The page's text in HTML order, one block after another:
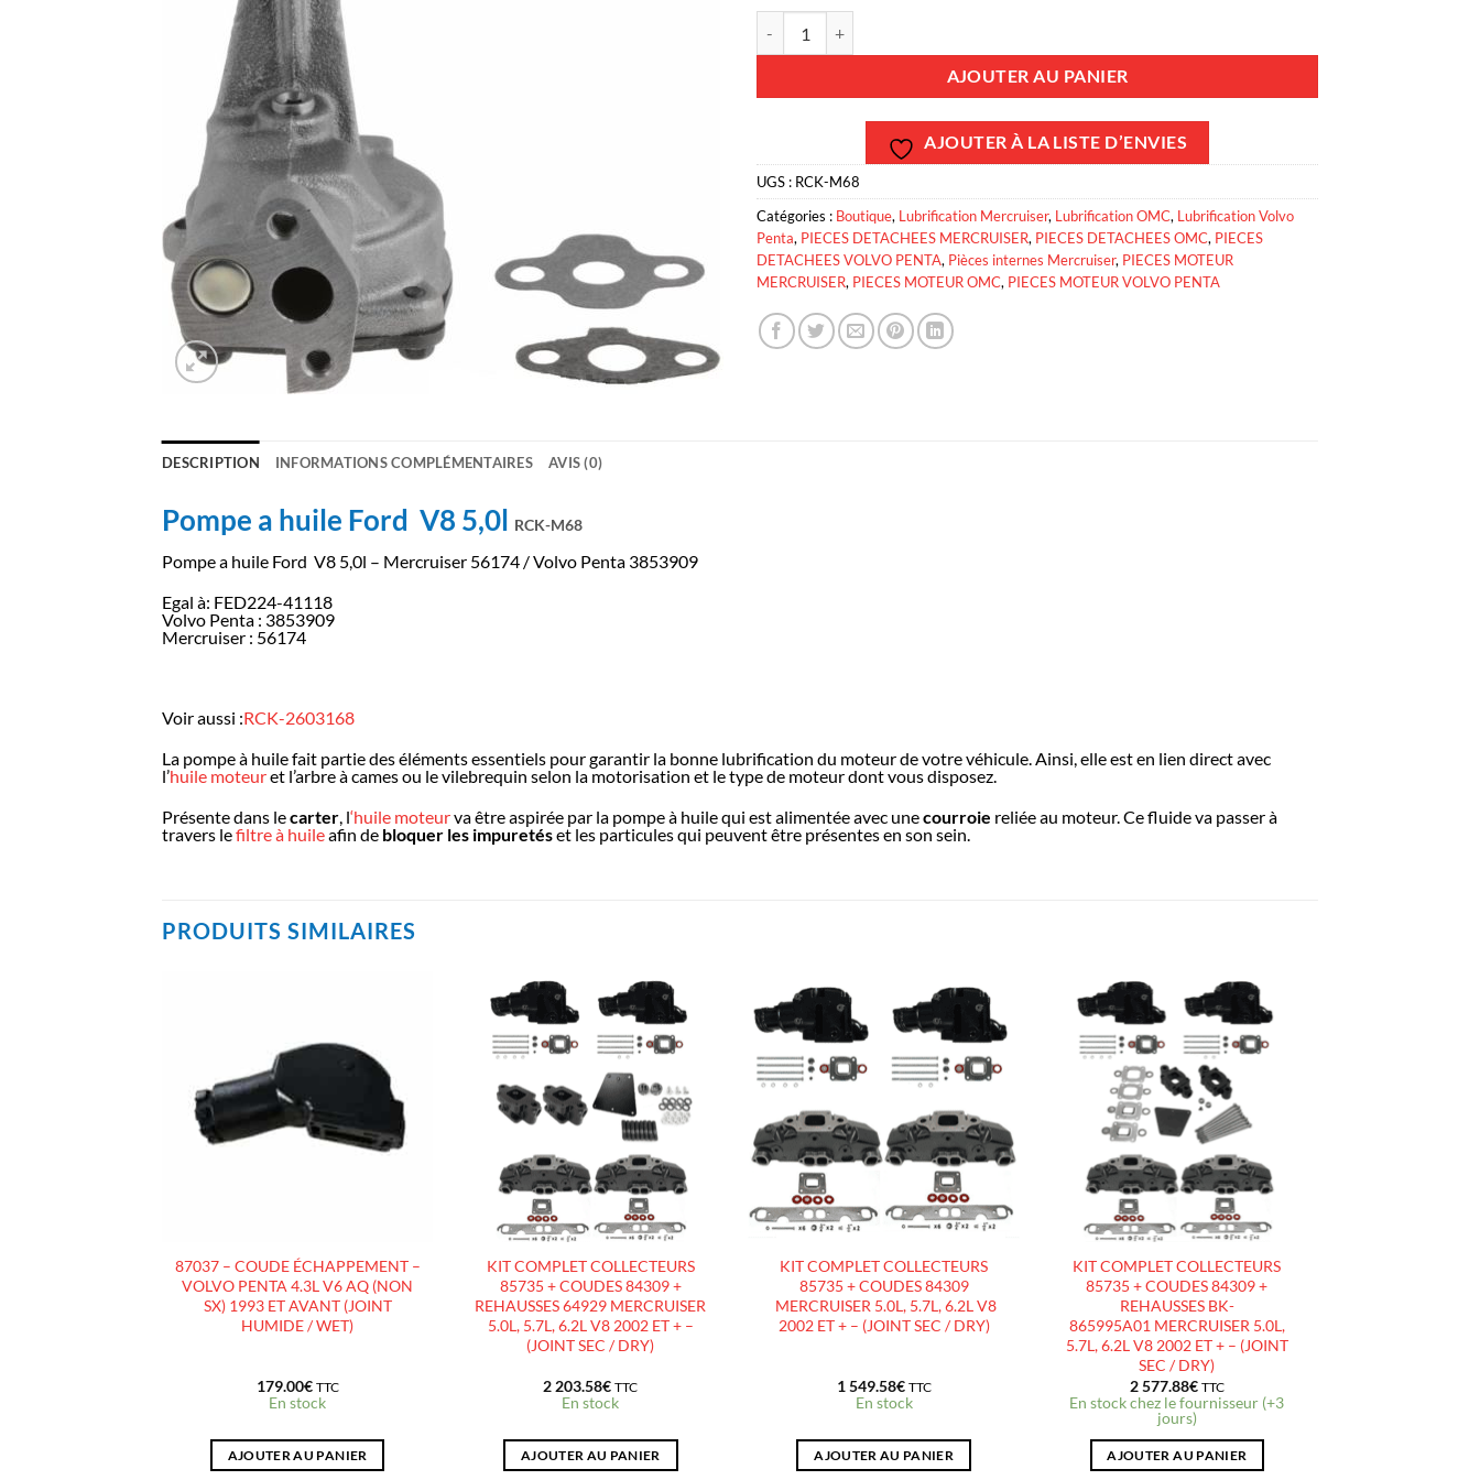
AJOUTER AU PANIER
AJOUTER À LA LISTE D’ENVIES
UGS : RCK-M68
Catégories : Boutique, Lubrification Mercruiser, Lubrification OMC, Lubrification Volvo
Penta, PIECES DETACHEES MERCRUISER, PIECES DETACHEES OMC, PIECES
DETACHEES VOLVO PENTA, Pièces internes Mercruiser, PIECES MOTEUR
MERCRUISER, PIECES MOTEUR OMC, PIECES MOTEUR VOLVO PENTA
DESCRIPTION INFORMATIONS COMPLÉMENTAIRES AVIS (0)
Pompe a huile Ford V8 5,0l RCK-M68
Pompe a huile Ford V8 5,0l – Mercruiser 56174 / Volvo Penta 3853909
Egal à: FED224-41118
Volvo Penta : 3853909
Mercruiser : 56174
Voir aussi :RCK-2603168
La pompe à huile fait partie des éléments essentiels pour garantir la bonne lubrification du moteur de votre véhicule. Ainsi, elle est en lien direct avec
l’huile moteuret l’arbre à cames ou le vilebrequin selon la motorisation et le type de moteur dont vous disposez.
Présente dans lecarter , l‘huile moteurva être aspirée par la pompe à huile qui est alimentée avec unecourroie reliée au moteur. Ce fluide va passer à
travers lefiltre à huileafin de bloquer les impuretéset les particules qui peuvent être présentes en son sein.
PRODUITS SIMILAIRES
À LA
LISTE
D’ENVIES
87037 – COUDE ÉCHAPPEMENT –
VOLVO PENTA 4.3L V6 AQ (NON
SX) 1993 ET AVANT (JOINT
HUMIDE / WET)
179.00€ TTC
En stock
AJOUTER AU PANIER
AJOUTER
À LA
D’ENVIES
KIT COMPLET COLLECTEURS
85735 + COUDES 84309 +
REHAUSSES 64929 MERCRUISER
5.0L, 5.7L, 6.2L V8 2002 ET + –
(JOINT SEC / DRY)
2 203.58€ TTC
En stock
AJOUTER AU PANIER
AJOUTER
À LA
LISTE
D’ENVIES
KIT COMPLET COLLECTEURS
85735 + COUDES 84309
MERCRUISER 5.0L, 5.7L, 6.2L V8
2002 ET + – (JOINT SEC / DRY)
1 549.58€ TTC
En stock
AJOUTER AU PANIER
AJOUTER
À LA
D’ENVIES
KIT COMPLET COLLECTEURS
85735 + COUDES 84309 +
REHAUSSES BK-
865995A01 MERCRUISER 5.0L,
5.7L, 6.2L V8 2002 ET + – (JOINT
SEC / DRY)
2 577.88€ TTC
En stock chez le fournisseur (+3
jours)
AJOUTER AU PANIER